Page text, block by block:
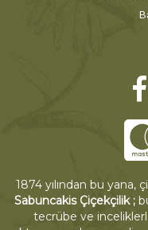
1874 yılından bu yana,
Sabuncakis Çiçekçilik ;
tecrübe ve